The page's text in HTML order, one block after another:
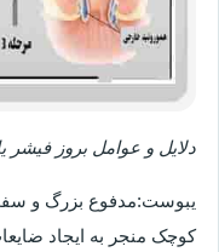
دلایل و عوامل بروز
یبوست:مدفوع بزرگ و
کوچک منجر به ایجاد